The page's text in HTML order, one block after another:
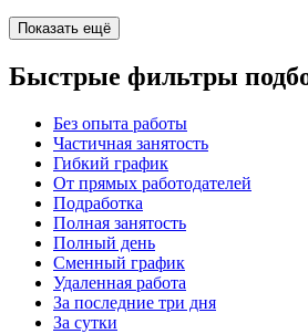
Показать ещё
Быстрые фильтры
Без опыта работы
Частичная занятость
Гибкий график
От прямых работодателей
Подработка
Полная занятость
Полный день
Сменный график
Удаленная работа
За последние три дня
За сутки